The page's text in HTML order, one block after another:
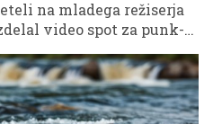
na mladega režiserja
video spot za punk-